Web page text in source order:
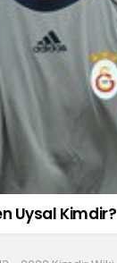
Uysal Kimdir?